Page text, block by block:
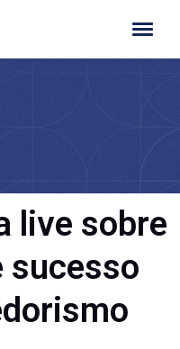
live sobre
sucesso